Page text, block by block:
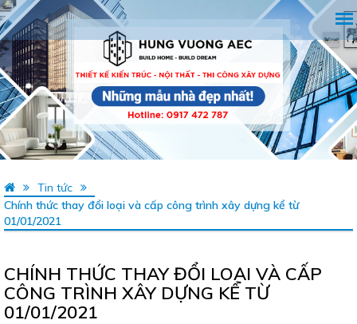
Tin tức
Chính thức thay đổi loại và cấp công trình xây dựng kể từ
01/01/2021
CHÍNH THỨC THAY ĐỔI LOẠI VÀ CẤP
CÔNG TRÌNH XÂY DỰNG KỂ TỪ
01/01/2021